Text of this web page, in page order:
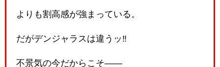
よりも割高感が強まっている。
だがデンジャラスは違うッ‼️
不景気の今だからこそ――